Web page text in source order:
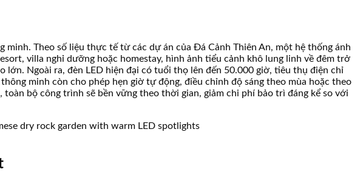
minh. Theo số liệu thực tế từ các dự án của Đá Cảnh Thiên An, một hệ thống ánh
villa nghỉ dưỡng hoặc homestay, hình ảnh tiểu cảnh khô lung linh về đêm trở
lớn. Ngoài ra, đèn LED hiện đại có tuổi thọ lên đến 50.000 giờ, tiêu thụ điện chỉ
minh còn cho phép hẹn giờ tự động, điều chỉnh độ sáng theo mùa hoặc theo
bộ công trình sẽ bền vững theo thời gian, giảm chi phí bảo trì đáng kể so với